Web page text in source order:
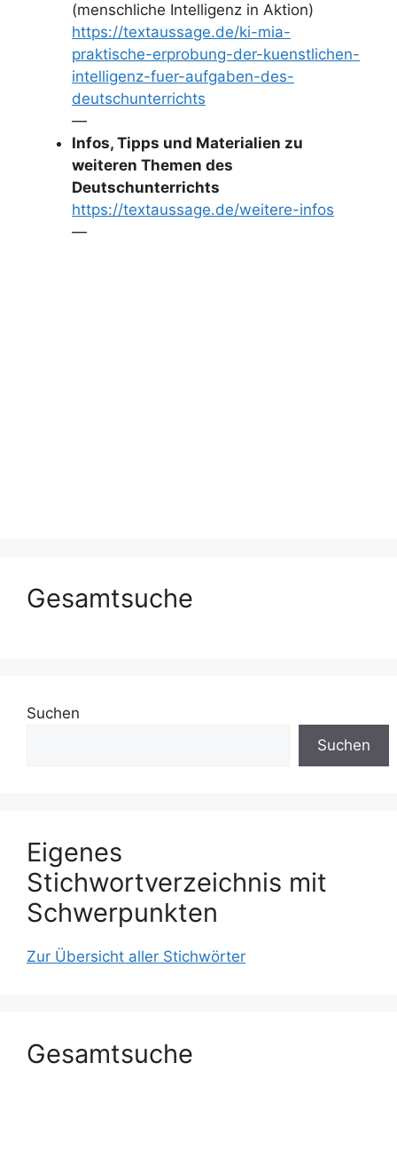
(menschliche Intelligenz in Aktion)
https://textaussage.de/ki-mia-
praktische-erprobung-der-kuenstlichen-
intelligenz-fuer-aufgaben-des-
deutschunterrichts
—
Infos, Tipps und Materialien zu
weiteren Themen des
Deutschunterrichts
https://textaussage.de/weitere-infos
—
Gesamtsuche
Suchen
Suchen
Eigenes
Stichwortverzeichnis mit
Schwerpunkten
Zur Übersicht aller Stichwörter
Gesamtsuche